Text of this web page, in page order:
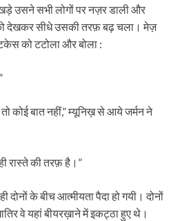
उसने सभी लोगों पर नज़र डाली और
देखकर सीधे उसकी तरफ़ बढ़ चला। मेज़
को टटोला और बोला :
कोई बात नहीं,” म्यूनिख़ से आये जर्मन ने
रास्ते की तरफ़ है।”
दोनों के बीच आत्मीयता पैदा हो गयी। दोनों
वे यहां बीयरख़ाने में इकट्ठा हुए थे।